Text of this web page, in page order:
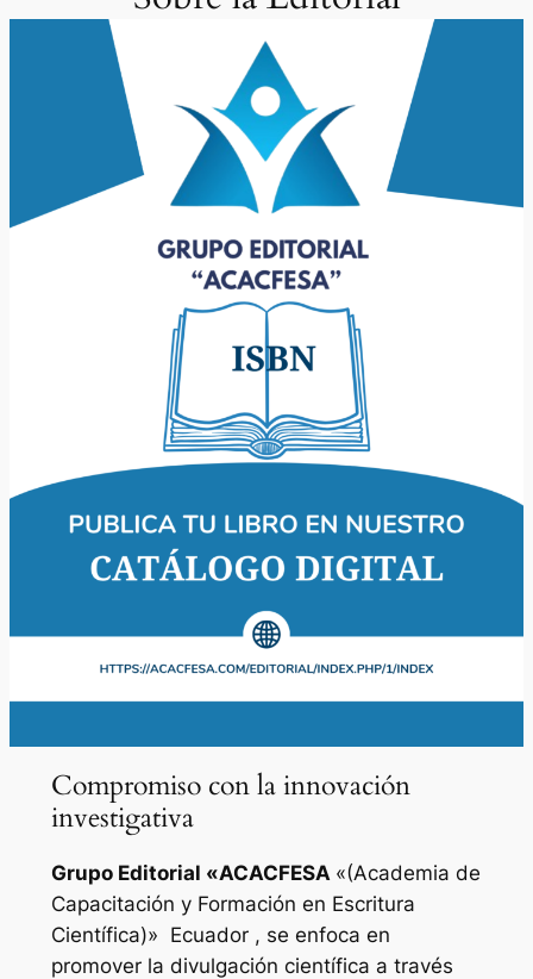
Compromiso con la innovación
investigativa
Grupo Editorial «ACACFESA «(Academia de
Capacitación y Formación en Escritura
Científica)» Ecuador , se enfoca en
promover la divulgación científica a través